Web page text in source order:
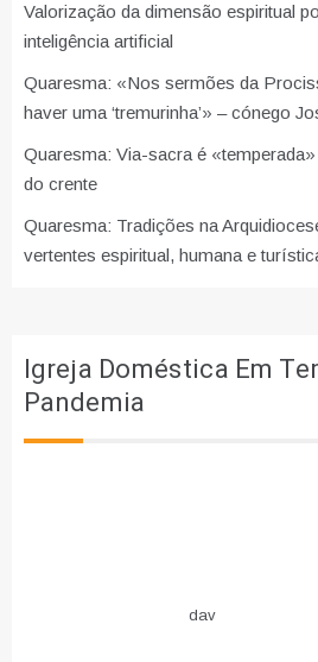
Valorização da dimensão espiritual
inteligência artificial
Quaresma: «Nos sermões da
haver uma ‘tremurinha’» – cónego
Quaresma: Via-sacra é
do crente
Quaresma: Tradições na
vertentes espiritual, humana e
Igreja Doméstica Em
Pandemia
dav